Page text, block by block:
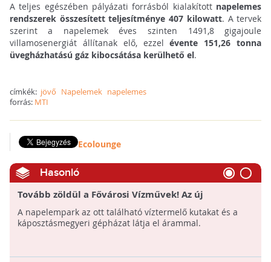
A teljes egészében pályázati forrásból kialakított napelemes
rendszerek összesített teljesítménye 407 kilowatt. A tervek
szerint a napelemek éves szinten 1491,8 gigajoule
villamosenergiát állítanak elő, ezzelévente 151,26 tonna
üvegházhatású gáz kibocsátása kerülhető el.
címkék: jövő Napelemek napelemes
forrás: MTI
Ecolounge
Hasonló
Tovább zöldül a Fővárosi Vízművek! Az új
napelemfarmmal 2000 kW energiatermelést
lehetővé tevő rendszer épül ki
A napelempark az ott található víztermelő kutakat és a
káposztásmegyeri gépházat látja el árammal.